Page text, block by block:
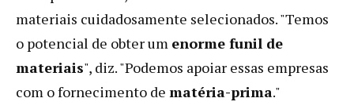
materiais cuidadosamente selecionados. "Temos
o potencial de obter um enorme funil de
materiais", diz. "Podemos apoiar essas empresas
com o fornecimento de matéria-prima."